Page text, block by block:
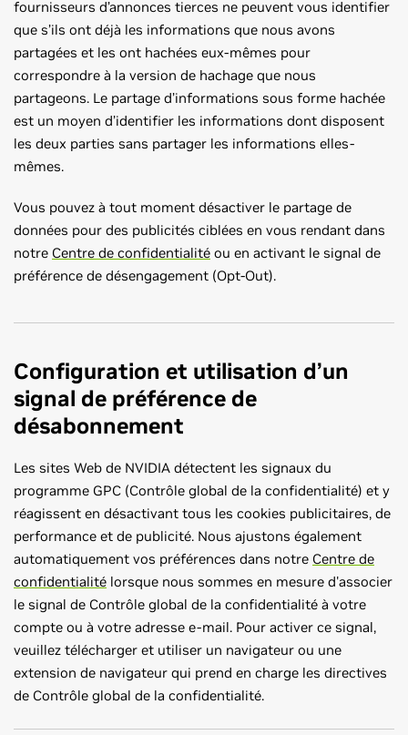
fournisseurs d’annonces tierces ne peuvent vous identifier
que s’ils ont déjà les informations que nous avons
partagées et les ont hachées eux-mêmes pour
correspondre à la version de hachage que nous
partageons. Le partage d’informations sous forme hachée
est un moyen d’identifier les informations dont disposent
les deux parties sans partager les informations elles-
mêmes.
Vous pouvez à tout moment désactiver le partage de
données pour des publicités ciblées en vous rendant dans
notre Centre de confidentialité ou en activant le signal de
préférence de désengagement (Opt-Out).
Configuration et utilisation d’un
signal de préférence de
désabonnement
Les sites Web de NVIDIA détectent les signaux du
programme GPC (Contrôle global de la confidentialité) et y
réagissent en désactivant tous les cookies publicitaires, de
performance et de publicité. Nous ajustons également
automatiquement vos préférences dans notre Centre de
confidentialité lorsque nous sommes en mesure d'associer
le signal de Contrôle global de la confidentialité à votre
compte ou à votre adresse e-mail. Pour activer ce signal,
veuillez télécharger et utiliser un navigateur ou une
extension de navigateur qui prend en charge les directives
de Contrôle global de la confidentialité.